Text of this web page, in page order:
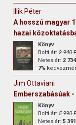
Illik Péter
A hosszú magyar
hazai
Könyv
Bolti ár:2 940
Netes ár: 2
7%
Jim Ottaviani
Emberszabásúak
Könyv
Bolti ár:5 990
Netes ár:5